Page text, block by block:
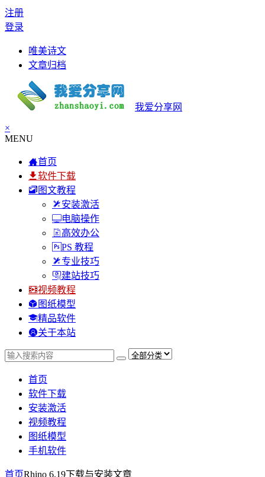
注册
登录
唯美诗文
文章归档
我爱分享网
×
MENU
首页
软件下载
图文教程
安装激活
电脑操作
高效办公
PS 教程
专业技巧
建站技巧
视频教程
图纸模型
精品软件
关于本站
首页
软件下载
安装激活
视频教程
图纸模型
手机软件
首页Rhino 6.19下载与安装文章